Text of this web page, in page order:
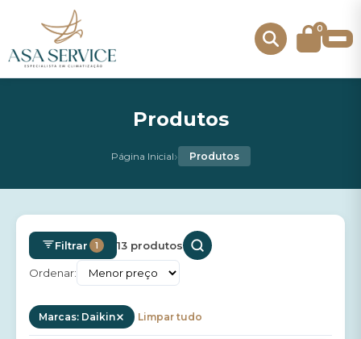
0
Produtos
Página Inicial› Produtos
Filtrar 1 13 produtos
Ordenar:
Marcas: Daikin Limpar tudo